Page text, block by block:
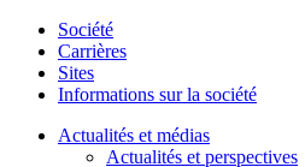
Société
Carrières
Sites
Informations sur la société
Actualités et médias
Actualités et perspectives